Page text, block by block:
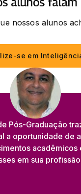
nossos alunos
se em
Pós-Graduação
a oportunidade de
acadêmicos
em sua